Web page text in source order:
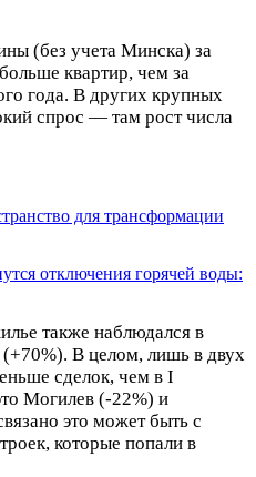
(без учета Минска) за
квартир, чем за
года. В других крупных
спрос — там рост числа
для трансформации
отключения горячей воды:
также наблюдался в
В целом, лишь в двух
сделок, чем в I
Могилев (-22%) и
это может быть с
которые попали в